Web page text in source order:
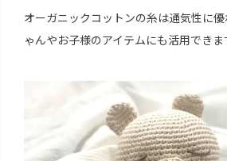
オーガニックコットンの糸は通気性に
ゃんやお子様のアイテムにも活用できま